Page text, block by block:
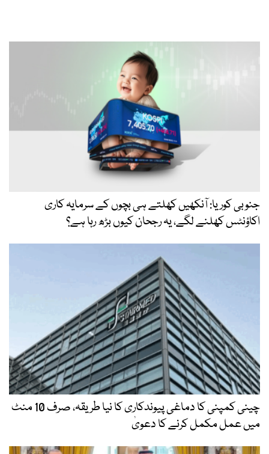
جنوبی کوریا: آنکھیں کھلتے ہی بچوں کے سرمایہ کاری
اکاؤنٹس کھلنے لگے، یہ رجحان کیوں بڑھ رہا ہے؟
چینی کمپنی کا دماغی پیوندکاری کا نیا طریقہ، صرف 10 منٹ
میں عمل مکمل کرنے کا دعویٰ